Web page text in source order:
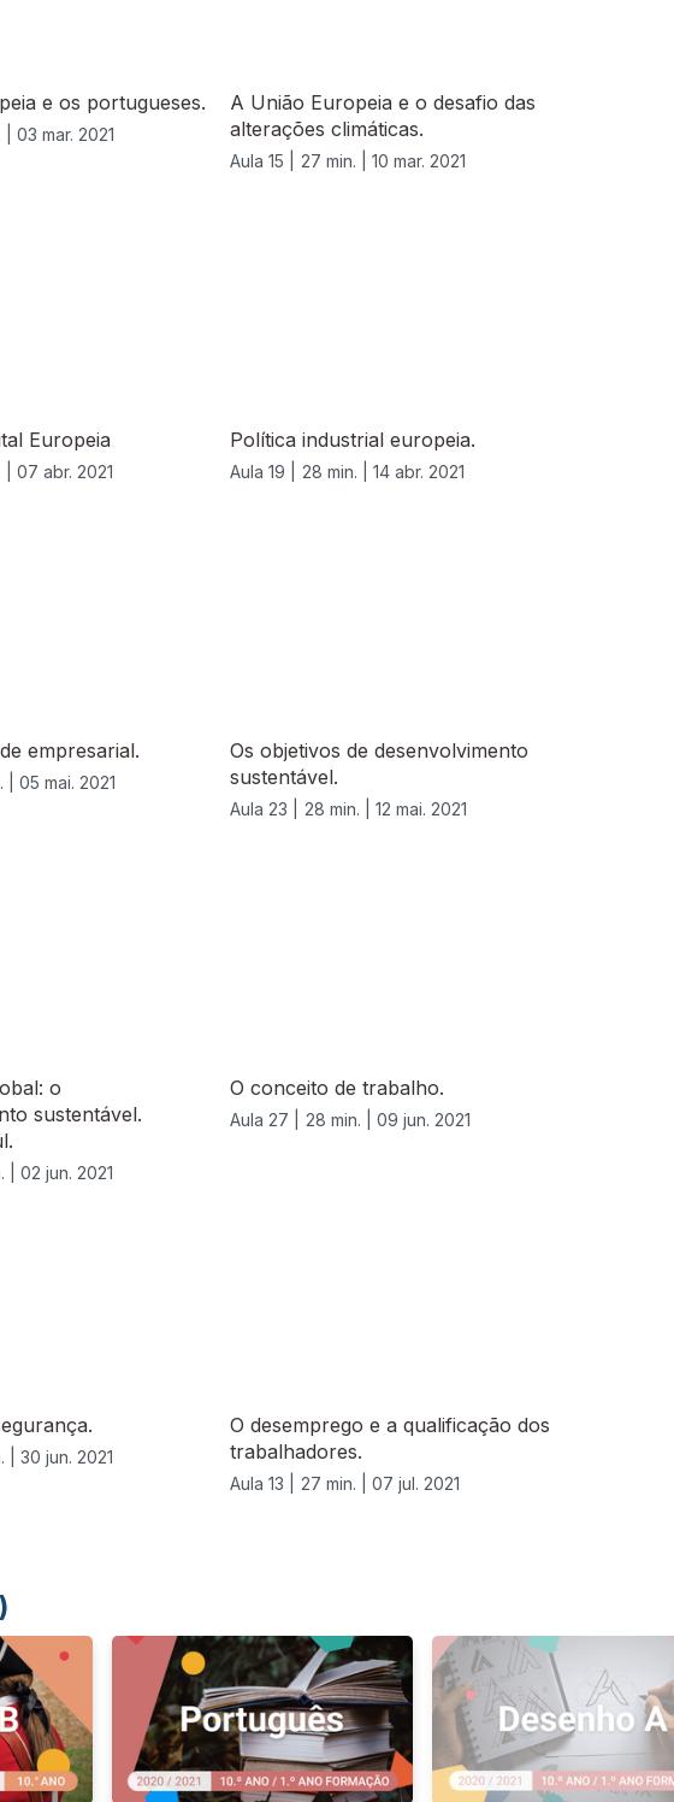
e os portugueses.
03 mar. 2021
A União Europeia e o desafio das
alterações climáticas.
Aula 15 | 27 min. | 10 mar. 2021
Europeia
07 abr. 2021
Política industrial europeia.
Aula 19 | 28 min. | 14 abr. 2021
empresarial.
| 05 mai. 2021
Os objetivos de desenvolvimento
sustentável.
Aula 23 | 28 min. | 12 mai. 2021
o
sustentável.
| 02 jun. 2021
O conceito de trabalho.
Aula 27 | 28 min. | 09 jun. 2021
| 30 jun. 2021
O desemprego e a qualificação dos
trabalhadores.
Aula 13 | 27 min. | 07 jul. 2021